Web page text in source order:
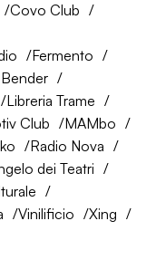
Covo Club
Fermento
Libreria Trame
Club
MAMbo
Radio Nova
dei Teatri
Vinilificio
Xing